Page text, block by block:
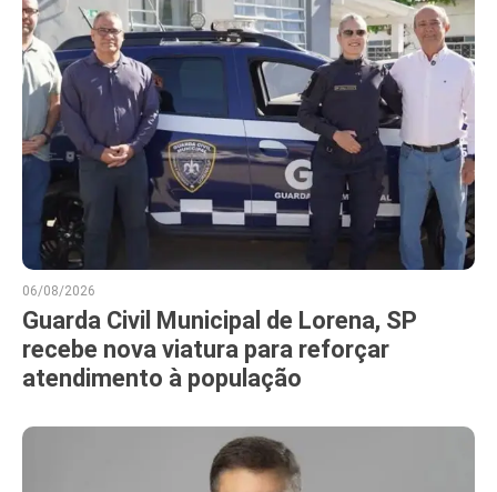
06/08/2026
Guarda Civil Municipal de Lorena, SP
recebe nova viatura para reforçar
atendimento à população